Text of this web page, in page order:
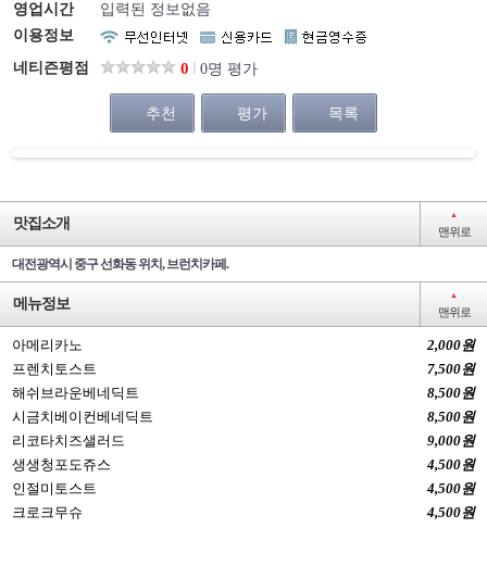
영업시간
입력된 정보없음
이용정보
네티즌평점
0 0명 평가
추천 평가 목록
맛집소개 ▲
맨위로
대전광역시 중구 선화동 위치, 브런치카페.
메뉴정보 ▲
맨위로
아메리카노
2,000원
프렌치토스트
7,500원
해쉬브라운베네딕트
8,500원
시금치베이컨베네딕트
8,500원
리코타치즈샐러드
9,000원
생생청포도쥬스
4,500원
인절미토스트
4,500원
크로크무슈
4,500원